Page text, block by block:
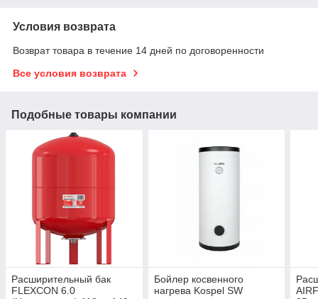
Условия возврата
Возврат товара в течение 14 дней по договоренности
Все условия возврата
Подобные товары компании
Расширительный бак
FLEXCON 6.0
Бойлер косвенного
нагрева Kospel SW